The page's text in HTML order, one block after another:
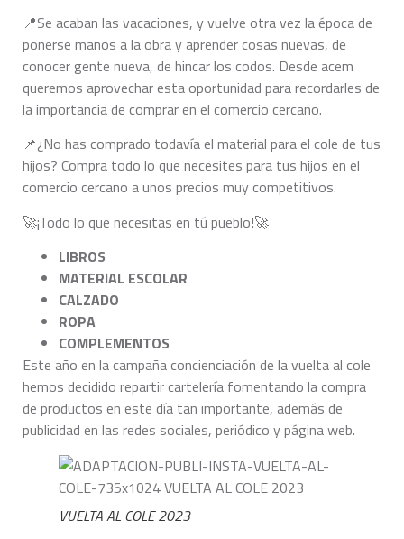
📍Se acaban las vacaciones, y vuelve otra vez la época de
ponerse manos a la obra y aprender cosas nuevas, de
conocer gente nueva, de hincar los codos. Desde acem
queremos aprovechar esta oportunidad para recordarles de
la importancia de comprar en el comercio cercano.
📌¿No has comprado todavía el material para el cole de tus
hijos? Compra todo lo que necesites para tus hijos en el
comercio cercano a unos precios muy competitivos.
🚀¡Todo lo que necesitas en tú pueblo!🚀
LIBROS
MATERIAL ESCOLAR
CALZADO
ROPA
COMPLEMENTOS
Este año en la campaña concienciación de la vuelta al cole
hemos decidido repartir cartelería fomentando la compra
de productos en este día tan importante, además de
publicidad en las redes sociales, periódico y página web.
VUELTA AL COLE 2023